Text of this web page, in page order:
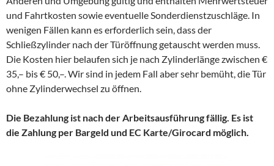
und Fahrtkosten sowie eventuelle Sonderdienstzuschläge. In
wenigen Fällen kann es erforderlich sein, dass der
Schließzylinder nach der Türöffnung getauscht werden muss.
Die Kosten hier belaufen sich je nach Zylinderlänge zwischen €
35,– bis € 50,–. Wir sind in jedem Fall aber sehr bemüht, die Tür
ohne Zylinderwechsel zu öffnen.
Die Bezahlung ist nach der Arbeitsausführung fällig. Es ist
die Zahlung per Bargeld und EC Karte/Girocard möglich.